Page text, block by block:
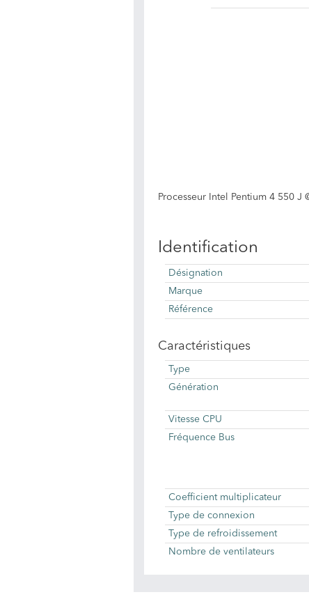
Processeur Intel Pentium 4 550 J
Identification
Désignation
Marque
Référence
Caractéristiques
Type
Génération
Vitesse CPU
Fréquence Bus
Coefficient multiplicateur
Type de connexion
Type de refroidissement
Nombre de ventilateurs